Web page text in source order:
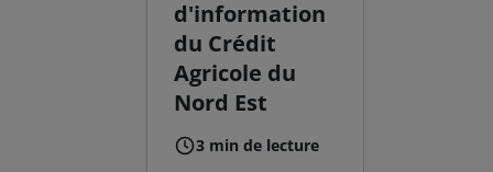
d'information
du Crédit
Agricole du
Nord Est
3 min de lecture